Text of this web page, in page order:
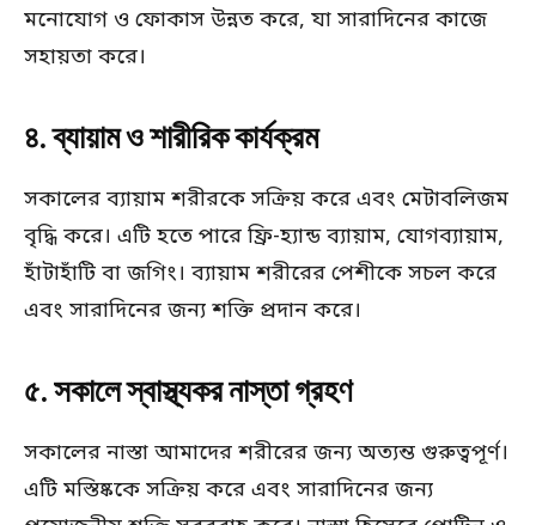
মনোযোগ ও ফোকাস উন্নত করে, যা সারাদিনের কাজে
সহায়তা করে।
৪. ব্যায়াম ও শারীরিক কার্যক্রম
সকালের ব্যায়াম শরীরকে সক্রিয় করে এবং মেটাবলিজম
বৃদ্ধি করে। এটি হতে পারে ফ্রি-হ্যান্ড ব্যায়াম, যোগব্যায়াম,
হাঁটাহাঁটি বা জগিং। ব্যায়াম শরীরের পেশীকে সচল করে
এবং সারাদিনের জন্য শক্তি প্রদান করে।
৫. সকালে স্বাস্থ্যকর নাস্তা গ্রহণ
সকালের নাস্তা আমাদের শরীরের জন্য অত্যন্ত গুরুত্বপূর্ণ।
এটি মস্তিষ্ককে সক্রিয় করে এবং সারাদিনের জন্য